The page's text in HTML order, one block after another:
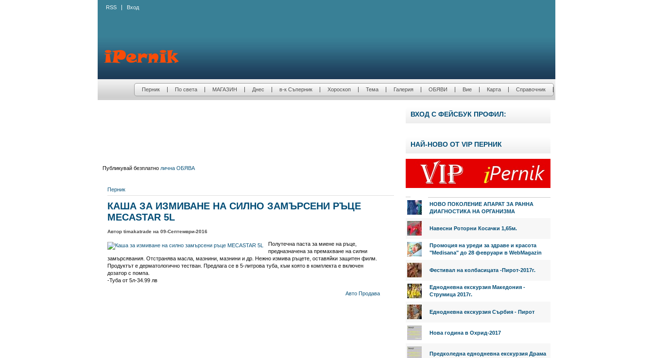
RSS Вход
Перник По света МАГАЗИН Днес в-к Съперник Хороскоп Тема Галерия ОБЯВИ Вие Карта Справочник
Публикувай безплатно лична ОБЯВА
Перник
КАША ЗА ИЗМИВАНЕ НА СИЛНО ЗАМЪРСЕНИ РЪЦЕ
MECASTAR 5L
Автор timakatrade на 09-Септември-2016
Полутечна паста за миене на ръце,
предназначена за премахване на силни
замърсявания. Отстранява масла, мазнини, мазнини и др. Нежно измива ръцете, оставяйки защитен филм.
Продуктът е дерматологично тестван. Предлага се в 5-литрова туба, към която в комплекта е включен
дозатор с помпа.
-Туба от 5л-34.99 лв
Авто Продава
ВХОД С ФЕЙСБУК ПРОФИЛ:
НАЙ-НОВО ОТ VIP ПЕРНИК
НОВО ПОКОЛЕНИЕ АПАРАТ ЗА РАННА
ДИАГНОСТИКА НА ОРГАНИЗМА
Навесни Роторни Косачки 1,65м.
Промоция на уреди за здраве и красота
"Medisana" до 28 февруари в WebMagazin
Фестивал на колбасицата -Пирот-2017г.
Еднодневна екскурзия Македония -
Струмица 2017г.
Еднодневна екскурзия Сърбия - Пирот
Нова година в Охрид-2017
Предколедна еднодневна екскурзия Драма